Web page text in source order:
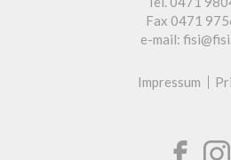
Fax 0471
e-mail:
Impressum